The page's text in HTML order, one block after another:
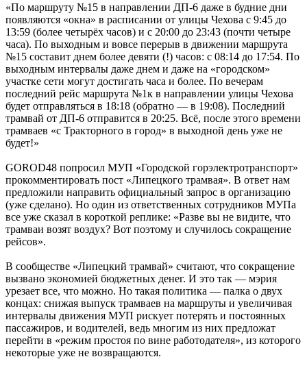
«По маршруту №15 в направлении ДП-6 даже в будние дни
появляются «окна» в расписании от улицы Чехова с 9:45 до
13:59 (более четырёх часов) и с 20:00 до 23:43 (почти четыре
часа). По выходным и вовсе перерыв в движении маршрута
№15 составит днем более девяти (!) часов: с 08:14 до 17:54. По
выходным интервалы даже днем и даже на «городском»
участке сети могут достигать часа и более. По вечерам
последний рейс маршрута №1к в направлении улицы Чехова
будет отправляться в 18:18 (обратно — в 19:08). Последний
трамвай от ДП-6 отправится в 20:25. Всё, после этого времени
трамваев «с Тракторного в город» в выходной день уже не
будет!»
GOROD48 попросил МУП «Городской горэлектротранспорт»
прокомментировать пост «Липецкого трамвая». В ответ нам
предложили направить официальный запрос в организацию
(уже сделано). Но один из ответственных сотрудников МУПа
все уже сказал в короткой реплике: «Разве вы не видите, что
трамваи возят воздух? Вот поэтому и случилось сокращение
рейсов».
В сообществе «Липецкий трамвай» считают, что сокращение
вызвано экономией бюджетных денег. И это так — мэрия
урезает все, что можно. Но такая политика — палка о двух
концах: снижая выпуск трамваев на маршруты и увеличивая
интервалы движения МУП рискует потерять и постоянных
пассажиров, и водителей, ведь многим из них предложат
перейти в «режим простоя по вине работодателя», из которого
некоторые уже не возвращаются.